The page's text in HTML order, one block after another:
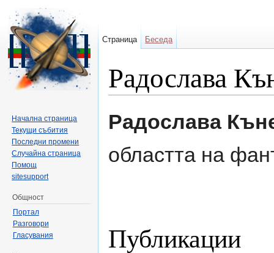
Радослава
Радослава
областта на
Публикации
Страница Беседа
Начална страница
Текущи събития
Последни промени
Случайна страница
Помощ
sitesupport
Общност
Портал
Разговори
Гласувания